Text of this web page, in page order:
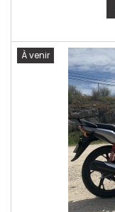
À venir